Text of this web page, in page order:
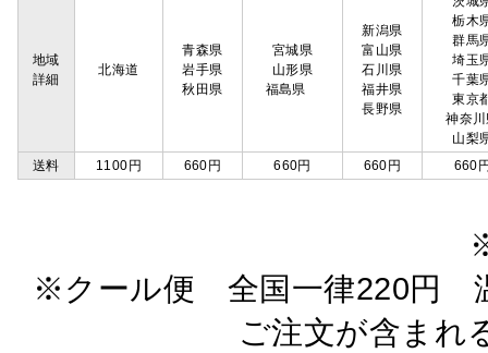
地域
詳細
北海道
青森県
岩手県
秋田県
宮城県
山形県
福島県
新潟県
富山県
石川県
福井県
長野県
栃木
群馬
埼玉
千葉
東京
神奈
山梨
送料
1100円 660円 660円 660円 660
※クール便 全国一律220円
ご注文が含ま